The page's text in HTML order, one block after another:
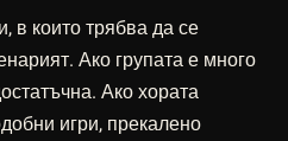
в които трябва да се
Ако групата е много
Ако хората
игри, прекалено